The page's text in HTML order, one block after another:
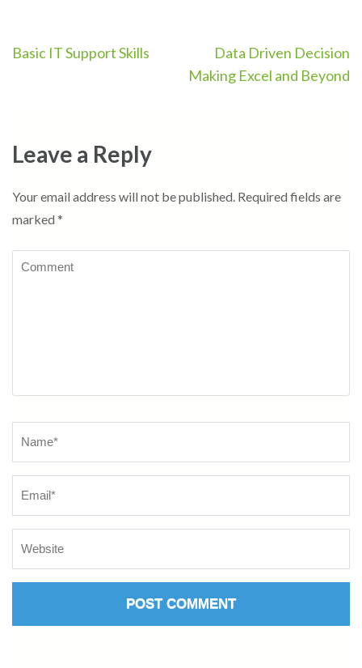
Post
Basic IT Support Skills
Data Driven Decision
Making Excel and Beyond
Leave a Reply
Your email address will not be published. Required fields are
marked *